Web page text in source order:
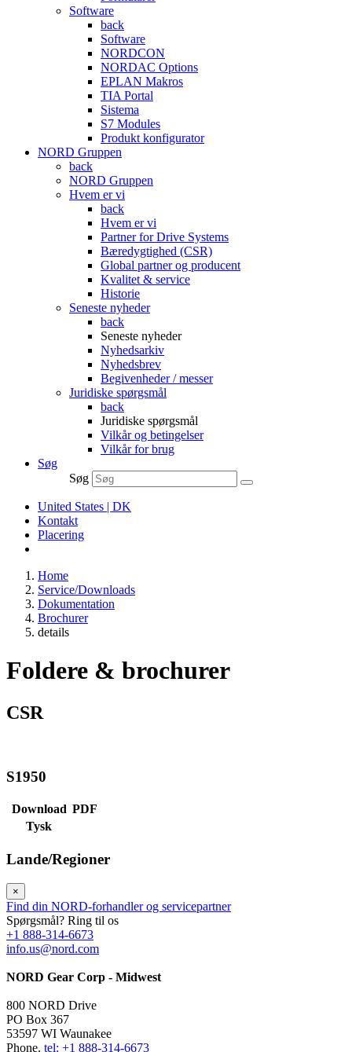
Software
back
Software
NORDCON
NORDAC Options
EPLAN Makros
TIA Portal
Sistema
S7 Modules
Produkt konfigurator
NORD Gruppen
back
NORD Gruppen
Hvem er vi
back
Hvem er vi
Partner for Drive Systems
Bæredygtighed (CSR)
Global partner og producent
Kvalitet & service
Historie
Seneste nyheder
back
Seneste nyheder
Nyhedsarkiv
Nyhedsbrev
Begivenheder / messer
Juridiske spørgsmål
back
Juridiske spørgsmål
Vilkår og betingelser
Vilkår for brug
Søg
Søg
United States | DK
Kontakt
Placering
Home
Service/Downloads
Dokumentation
Brochurer
details
Foldere & brochurer
CSR
S1950
Download PDF
Tysk
Lande/Regioner
×
Find din NORD-forhandler og servicepartner
Spørgsmål? Ring til os
+1 888-314-6673
info.us@nord.com
NORD Gear Corp - Midwest
800 NORD Drive
PO Box 367
53597 WI Waunakee
Phone. tel: +1 888-314-6673